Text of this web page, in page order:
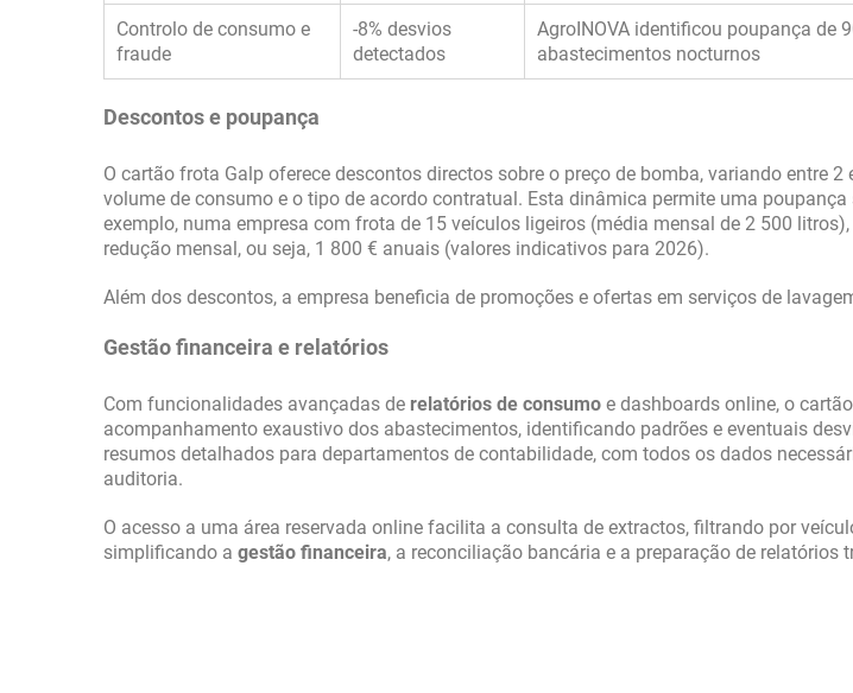
Controlo de consumo e
fraude
-8% desvios
detectados
AgroINOVA identificou poupança de
abastecimentos nocturnos
Descontos e poupança
O cartão frota Galp oferece descontos directos sobre o preço de bomba, variando entre
volume de consumo e o tipo de acordo contratual. Esta dinâmica permite uma
exemplo, numa empresa com frota de 15 veículos ligeiros (média mensal de 2 500
redução mensal, ou seja, 1 800 € anuais (valores indicativos para 2026).
Além dos descontos, a empresa beneficia de promoções e ofertas em serviços de
Gestão financeira e relatórios
Com funcionalidades avançadas de relatórios de consumo e dashboards online, o
acompanhamento exaustivo dos abastecimentos, identificando padrões e eventuais
resumos detalhados para departamentos de contabilidade, com todos os dados
auditoria.
O acesso a uma área reservada online facilita a consulta de extractos, filtrando por
simplificando a gestão financeira, a reconciliação bancária e a preparação de relatórios